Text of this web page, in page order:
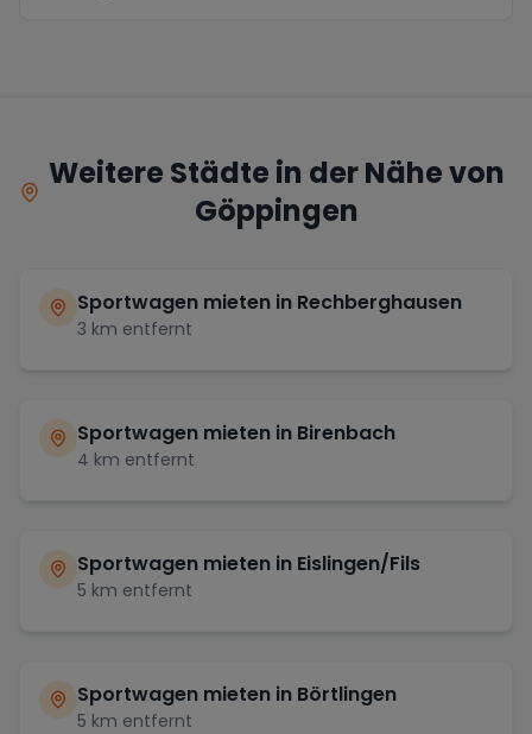
Weitere Städte in der Nähe von
Göppingen
Sportwagen mieten in Rechberghausen
3 km entfernt
Sportwagen mieten in Birenbach
4 km entfernt
Sportwagen mieten in Eislingen/Fils
5 km entfernt
Sportwagen mieten in Börtlingen
5 km entfernt